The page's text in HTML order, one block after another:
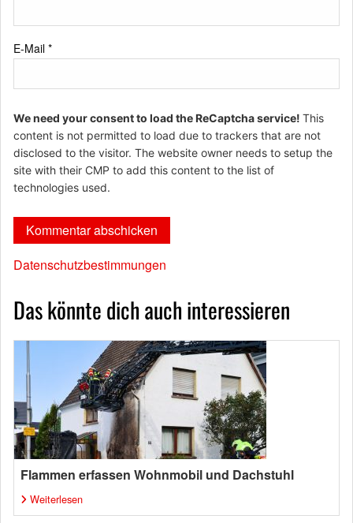
E-Mail *
We need your consent to load the ReCaptcha service! This
content is not permitted to load due to trackers that are not
disclosed to the visitor. The website owner needs to setup the
site with their CMP to add this content to the list of
technologies used.
Datenschutzbestimmungen
Das könnte dich auch interessieren
Flammen erfassen Wohnmobil und Dachstuhl
Weiterlesen